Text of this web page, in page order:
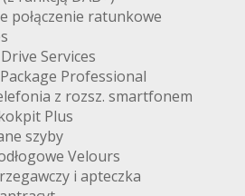
połączenie ratunkowe
Services
Professional
z rozsz. smartfonem
Plus
szyby
Velours
i apteczka